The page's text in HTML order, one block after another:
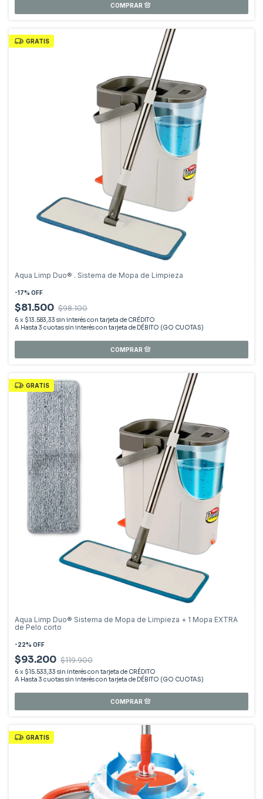
GRATIS
Aqua Limp Duo® . Sistema de Mopa de Limpieza
-17% OFF
$81.500 $98.100
6 x $13.583,33 sin interés
GRATIS
Aqua Limp Duo® Sistema de Mopa de Limpieza + 1 Mopa EXTRA
de Pelo corto
-22% OFF
$93.200 $119.900
6 x $15.533,33 sin interés
GRATIS